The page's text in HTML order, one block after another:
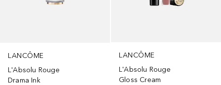
LANCÔME
L'Absolu Rouge
Drama Ink
LANCÔME
L'Absolu Rouge
Gloss Cream